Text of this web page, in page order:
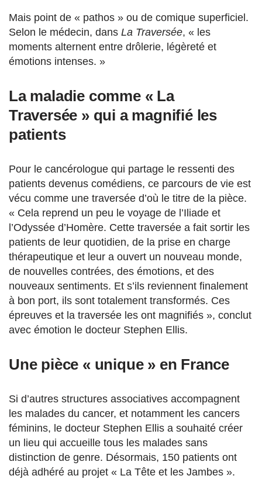
Mais point de « pathos » ou de comique superficiel.
Selon le médecin, dans La Traversée, « les
moments alternent entre drôlerie, légèreté et
émotions intenses. »
La maladie comme « La
Traversée » qui a magnifié les
patients
Pour le cancérologue qui partage le ressenti des
patients devenus comédiens, ce parcours de vie est
vécu comme une traversée d’où le titre de la pièce.
« Cela reprend un peu le voyage de l’Iliade et
l’Odyssée d’Homère. Cette traversée a fait sortir les
patients de leur quotidien, de la prise en charge
thérapeutique et leur a ouvert un nouveau monde,
de nouvelles contrées, des émotions, et des
nouveaux sentiments. Et s’ils reviennent finalement
à bon port, ils sont totalement transformés. Ces
épreuves et la traversée les ont magnifiés », conclut
avec émotion le docteur Stephen Ellis.
Une pièce « unique » en France
Si d’autres structures associatives accompagnent
les malades du cancer, et notamment les cancers
féminins, le docteur Stephen Ellis a souhaité créer
un lieu qui accueille tous les malades sans
distinction de genre. Désormais, 150 patients ont
déjà adhéré au projet « La Tête et les Jambes ».